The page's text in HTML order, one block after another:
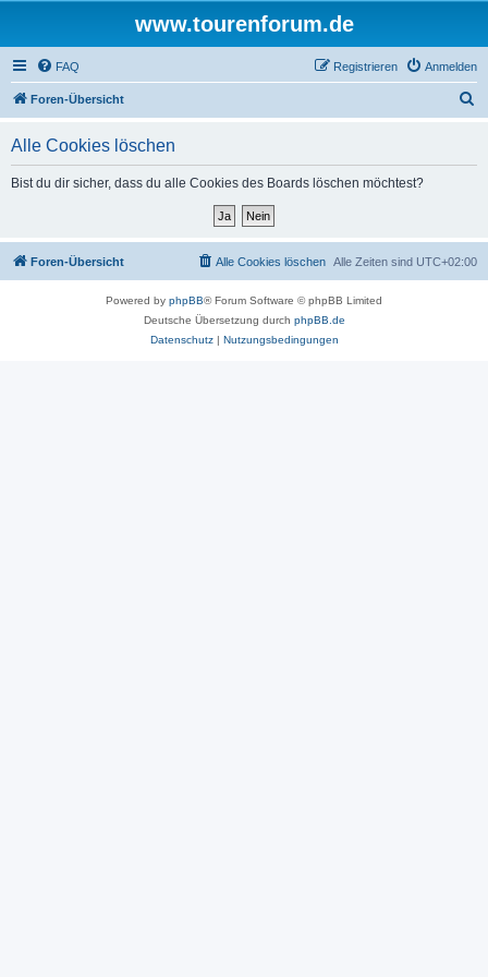
www.tourenforum.de
FAQ Anmelden
Registrieren
Foren-Übersicht
Alle Cookies löschen
Bist du dir sicher, dass du alle Cookies des Boards löschen möchtest?
Foren-Übersicht Alle Zeiten sind UTC+02:00
Alle Cookies löschen
Powered by phpBB® Forum Software © phpBB Limited
Deutsche Übersetzung durch phpBB.de
Datenschutz| Nutzungsbedingungen